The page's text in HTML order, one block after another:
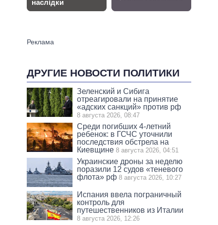
ДРУГИЕ НОВОСТИ ПОЛИТИКИ
Зеленский и Сибига
отреагировали на принятие
«адских санкций» против рф
8 августа 2026, 08:47
Среди погибших 4-летний
ребенок: в ГСЧС уточнили
последствия обстрела на
Киевщине 8 августа 2026, 04:51
Украинские дроны за неделю
поразили 12 судов «теневого
флота» рф 8 августа 2026, 10:27
Испания ввела пограничный
контроль для
путешественников из Италии
8 августа 2026, 12:26